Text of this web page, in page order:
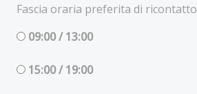
Fascia oraria preferita di ricontatto
09:00 / 13:00
15:00 / 19:00